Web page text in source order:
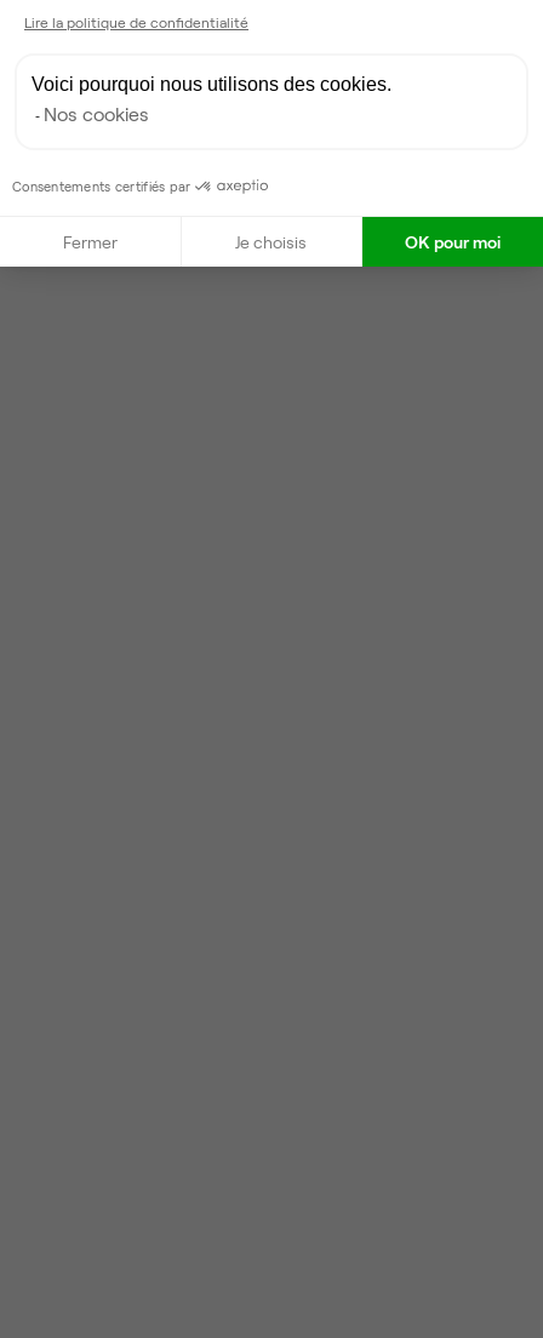
Lire la politique de confidentialité
Voici pourquoi nous utilisons des cookies.
Nos cookies
Consentements certifiés par
Fermer Je choisis OK pour moi